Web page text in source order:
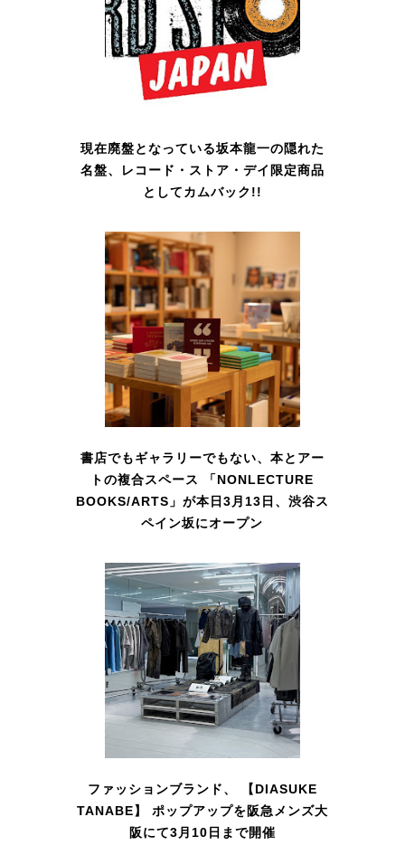
現在廃盤となっている坂本龍一の隠れた
名盤、レコード・ストア・デイ限定商品
としてカムバック!!
書店でもギャラリーでもない、本とアー
トの複合スペース 「NONLECTURE
BOOKS/ARTS」が本日3月13日、渋谷ス
ペイン坂にオープン
ファッションブランド、 【DIASUKE
TANABE】 ポップアップを阪急メンズ大
阪にて3月10日まで開催